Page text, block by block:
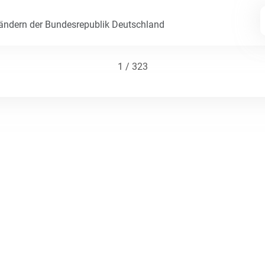
der Bundesrepublik Deutschland
1 / 323